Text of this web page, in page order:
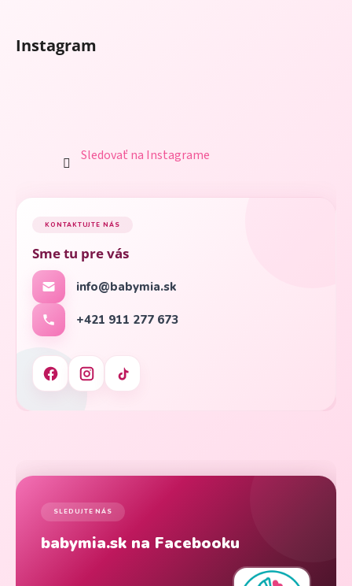
Instagram
Sledovať na Instagrame
KONTAKTUJTE NÁS
Sme tu pre vás
info@babymia.sk
+421 911 277 673
SLEDUJTE NÁS
babymia.sk na Facebooku